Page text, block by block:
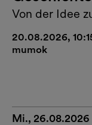
Von der Idee
20.08.2026,
mumok
Mi., 26.08.2026